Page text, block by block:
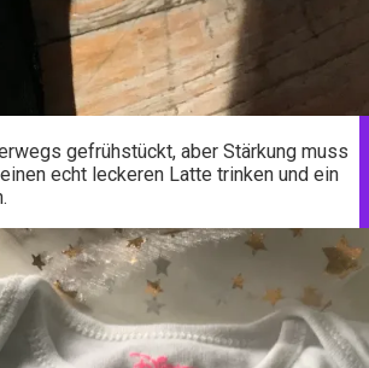
gefrühstückt, aber Stärkung muss
echt leckeren Latte trinken und ein